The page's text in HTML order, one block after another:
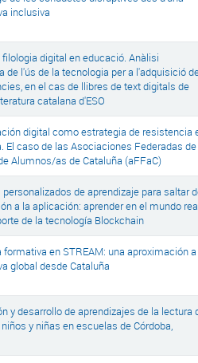
inclusiva
filologia digital en educació. Anàlisi
de l'ús de la tecnologia per a l'adquisició
en el cas de llibres de text digitals de
catalana d'ESO
digital como estrategia de resistencia
El caso de las Asociaciones Federadas de
Alumnos/as de Cataluña (aFFaC)
de aprendizaje para saltar
a la aplicación: aprender en el mundo
de la tecnología Blockchain
formativa en STREAM: una aproximación a
global desde Cataluña
y desarrollo de aprendizajes de la lectura
y niñas en escuelas de Córdoba,